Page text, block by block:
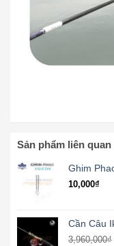
Sản phẩm liên quan
Ghim
10,000₫
Cần Câu
3,960,000₫